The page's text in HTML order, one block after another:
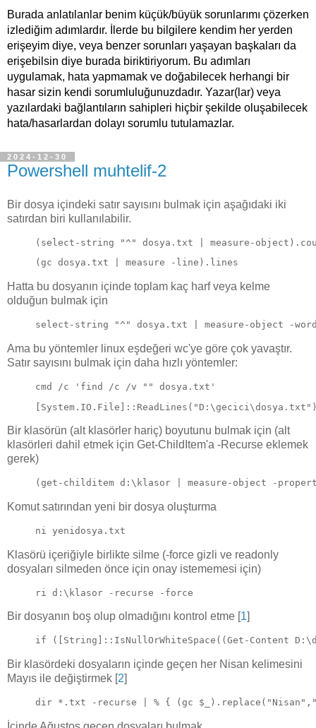
Burada anlatılanlar benim küçük/büyük sorunlarımı çözerken
izlediğim adımlardır. İlerde bu bilgilere kendim her yerden
erişeyim diye, veya benzer sorunları yaşayan başkaları da
erişebilsin diye burada biriktiriyorum. Bu adımları
uygulamak, hata yapmamak ve doğabilecek herhangi bir
hasar sizin kendi sorumluluğunuzdadır. Yazar(lar) veya
yazılardaki bağlantıların sahipleri hiçbir şekilde oluşabilecek
hata/hasarlardan dolayı sorumlu tutulamazlar.
2024-12-30
Powershell muhtelif-2
Bir dosya içindeki satır sayısını bulmak için aşağıdaki iki
satırdan biri kullanılabilir.
(select-string "^" dosya.txt | measure-
(gc dosya.txt | measure -line).lines
Hatta bu dosyanın içinde toplam kaç harf veya kelme
olduğun bulmak için
select-string "^" dosya.txt | measure-object -
Ama bu yöntemler linux eşdeğeri wc'ye göre çok yavaştır.
Satır sayısını bulmak için daha hızlı yöntemler:
cmd /c 'find /c /v "" dosya.txt'
Bir klasörün (alt klasörler hariç) boyutunu bulmak için (alt
klasörleri dahil etmek için Get-ChildItem'a -Recurse eklemek
gerek)
(get-childitem d:\klasor | measure-object -
Komut satırından yeni bir dosya oluşturma
ni yenidosya.txt
Klasörü içeriğiyle birlikte silme (-force gizli ve readonly
dosyaları silmeden önce için onay istememesi için)
ri d:\klasor -recurse -force
Bir dosyanın boş olup olmadığını kontrol etme [1]
if ([String]::IsNullOrWhiteSpace((Get-Content
Bir klasördeki dosyaların içinde geçen her Nisan kelimesini
Mayıs ile değiştirmek [2]
dir *.txt -recurse | % { (gc